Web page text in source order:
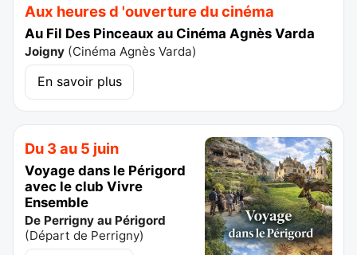
Aux heures d 'ouverture du cinéma
Au Fil Des Pinceaux au Cinéma Agnès Varda
Joigny (Cinéma Agnès Varda)
En savoir plus
Du 3 au 5 juin
Voyage dans le Périgord
avec le club Vivre
Ensemble
De Perrigny au Périgord
(Départ de Perrigny)